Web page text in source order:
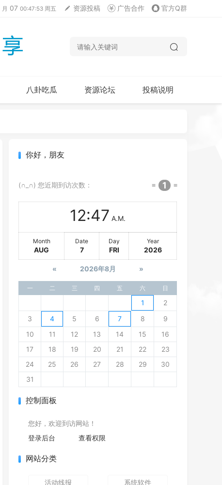
月 07 00:47:53 周五 资源投稿 广告合作 官方Q群
八卦吃瓜 资源论坛 投稿说明
你好，朋友
(∩_∩) 您近期到访次数： ≡ 1 ≡
12:47 A.M.
Month
AUG
Date
7
Day
FRI
Year
2026
« 2026年8月 »
一 二 三 四 五 六 日
1
2
3
4 5 6 7 8
9
10
11 12 13 14 15
16
17
18 19 20 21 22
23
24
25 26 27 28 29
30
31
控制面板
您好，欢迎到访网站！
登录后台
查看权限
网站分类
活动线报 系统软件